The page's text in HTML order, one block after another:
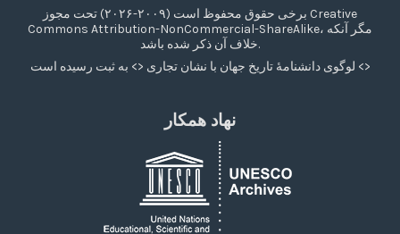
برخی حقوق محفوظ است (۲۰۰۹-۲۰۲۶) تحت مجوز Creative
Commons Attribution-NonCommercial-ShareAlike، مگر آنکه
خلاف آن ذکر شده باشد.
لوگوی دانشنامۀ تاریخ جهان با نشان تجاری <> به ثبت رسیده است <>
نهاد همکار